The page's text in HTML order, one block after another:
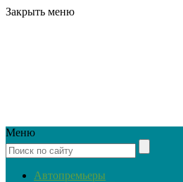
Закрыть меню
Меню
Автопремьеры